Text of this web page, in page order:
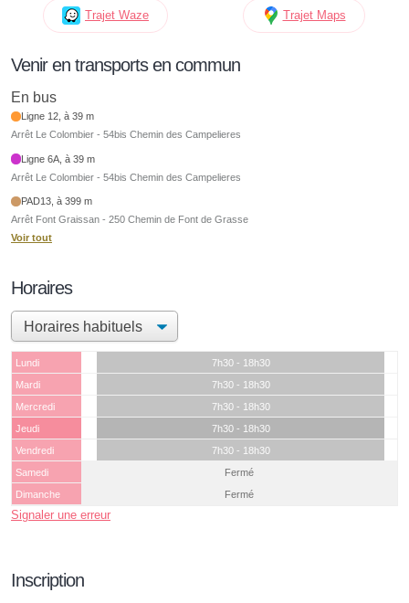
Trajet Waze Trajet Maps
Venir en transports en commun
En bus
Ligne 12, à 39 m
Arrêt Le Colombier - 54bis Chemin des Campelieres
Ligne 6A, à 39 m
Arrêt Le Colombier - 54bis Chemin des Campelieres
PAD13, à 399 m
Arrêt Font Graissan - 250 Chemin de Font de Grasse
Voir tout
Horaires
Lundi
7h30 - 18h30
Mardi
7h30 - 18h30
Mercredi
7h30 - 18h30
Jeudi
7h30 - 18h30
Vendredi
7h30 - 18h30
Samedi
Fermé
Dimanche
Fermé
Signaler une erreur
Inscription